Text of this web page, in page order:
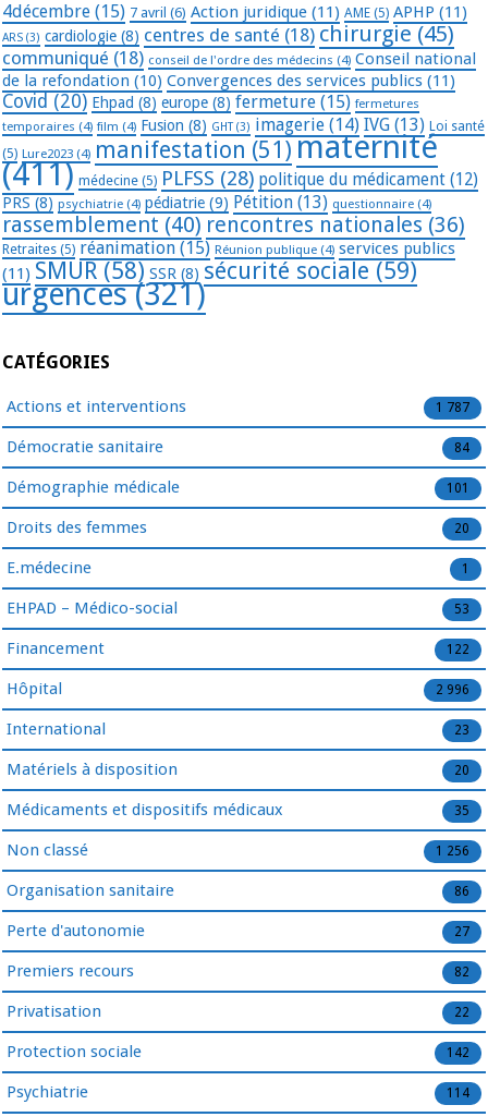
4décembre (15) 7 avril (6) Action juridique (11) AME (5) APHP (11)
ARS (3) cardiologie (8) centres de santé (18) chirurgie (45)
communiqué (18) conseil de l'ordre des médecins (4) Conseil national
de la refondation (10) Convergences des services publics (11)
Covid (20) Ehpad (8) europe (8) fermeture (15) fermetures
temporaires (4) film (4) Fusion (8) GHT(3) imagerie (14) IVG (13) Loi santé
(5) Lure2023 (4) manifestation (51) maternité
(411) médecine (5) PLFSS (28) politique du médicament (12)
PRS (8) psychiatrie (4) pédiatrie (9) Pétition (13) questionnaire (4)
rassemblement (40) rencontres nationales (36)
Retraites (5) réanimation (15) Réunion publique (4) services publics
(11) SMUR (58) SSR (8) sécurité sociale (59)
urgences(321)
CATÉGORIES
Actions et interventions 1 787
Démocratie sanitaire 84
Démographie médicale 101
Droits des femmes 20
E.médecine 1
EHPAD – Médico-social 53
Financement 122
Hôpital 2 996
International 23
Matériels à disposition 20
Médicaments et dispositifs médicaux 35
Non classé 1 256
Organisation sanitaire 86
Perte d'autonomie 27
Premiers recours 82
Privatisation 22
Protection sociale 142
Psychiatrie 114